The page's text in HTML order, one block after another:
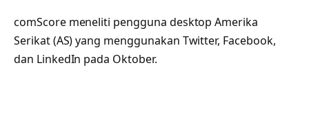
comScore meneliti pengguna desktop Amerika
Serikat (AS) yang menggunakan Twitter, Facebook,
dan LinkedIn pada Oktober.